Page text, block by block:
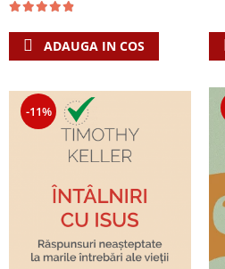
Alte studii
Comentarii
Dictionare
Enciclopedii
Literatura
Biografii
Marturii
Romane
Accesorii birou
Rame foto
Tablouri din lemn
Puzzle
Semne de carte
Set cadou
Statuete
Sticle apa
Transilvania
Magneti
ADAUGA IN COS
-11%